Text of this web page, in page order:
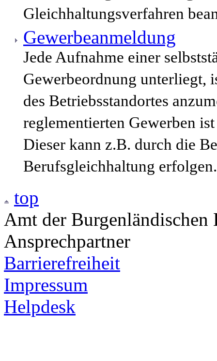
Gleichhaltungsverfahren
Gewerbeanmeldung
Jede Aufnahme einer
Gewerbeordnung unterliegt,
des Betriebsstandortes
reglementierten Gewerben
Dieser kann z.B. durch die
Berufsgleichhaltung erfolgen.
top
Amt der
Ansprechpartner
Barrierefreiheit
Impressum
Helpdesk